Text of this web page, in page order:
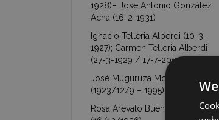
1928)– José Antonio González
Acha (16-2-1931)
Ignacio Telleria Alberdi (10-3-
1927); Carmen Telleria Alberdi
(27-3-1929 / 17-7-2003)
José Muguruza Mondragón
(1923/12/9 – 1995)
Rosa Arevalo Buendía